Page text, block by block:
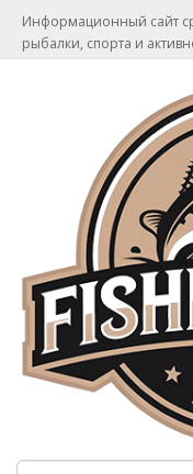
Информационный сайт
рыбалки, спорта и